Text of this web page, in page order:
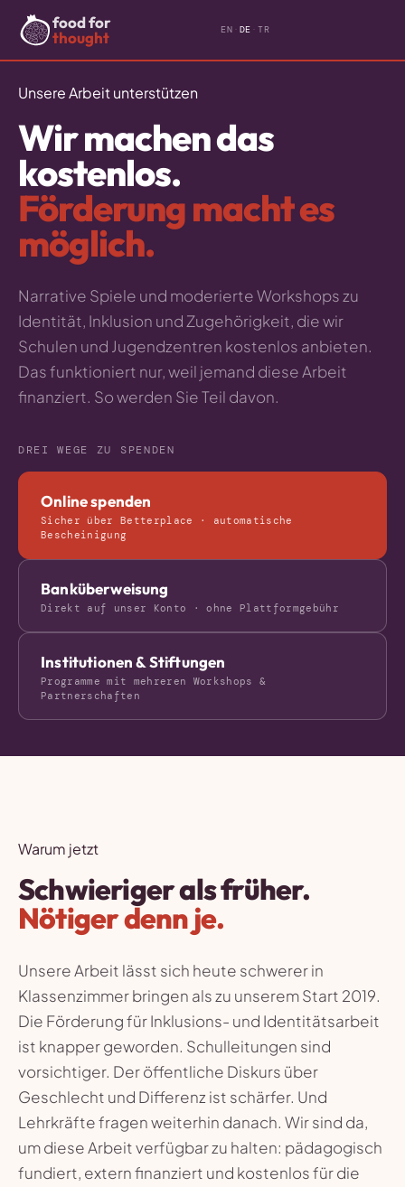
food for
thought
EN · DE ·TR
Unsere Arbeit unterstützen
Wir machen das
kostenlos.
Förderung macht es
möglich.
Narrative Spiele und moderierte Workshops zu
Identität, Inklusion und Zugehörigkeit, die wir
Schulen und Jugendzentren kostenlos anbieten.
Das funktioniert nur, weil jemand diese Arbeit
finanziert. So werden Sie Teil davon.
DREI WEGE ZU SPENDEN
Online spenden
Sicher über Betterplace · automatische
Bescheinigung
Banküberweisung
Direkt auf unser Konto · ohne Plattformgebühr
Institutionen & Stiftungen
Programme mit mehreren Workshops &
Partnerschaften
Warum jetzt
Schwieriger als früher.
Nötiger denn je.
Unsere Arbeit lässt sich heute schwerer in
Klassenzimmer bringen als zu unserem Start 2019.
Die Förderung für Inklusions- und Identitätsarbeit
ist knapper geworden. Schulleitungen sind
vorsichtiger. Der öffentliche Diskurs über
Geschlecht und Differenz ist schärfer. Und
Lehrkräfte fragen weiterhin danach. Wir sind da,
um diese Arbeit verfügbar zu halten: pädagogisch
fundiert, extern finanziert und kostenlos für die